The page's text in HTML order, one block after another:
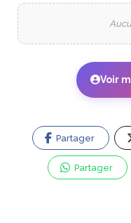
Voir
Partager
Partager